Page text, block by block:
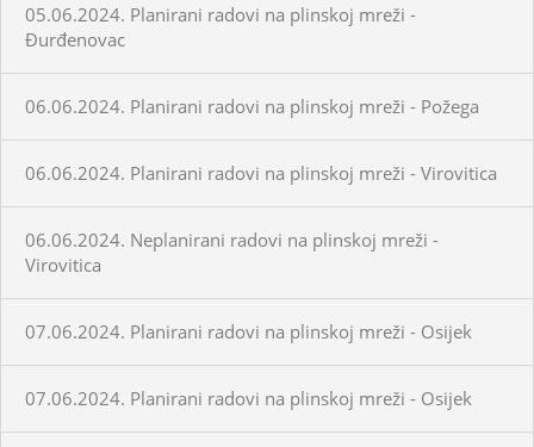
05.06.2024. Planirani radovi na plinskoj mreži -
Đurđenovac
06.06.2024. Planirani radovi na plinskoj mreži - Požega
06.06.2024. Planirani radovi na plinskoj mreži - Virovitica
06.06.2024. Neplanirani radovi na plinskoj mreži -
Virovitica
07.06.2024. Planirani radovi na plinskoj mreži - Osijek
07.06.2024. Planirani radovi na plinskoj mreži - Osijek